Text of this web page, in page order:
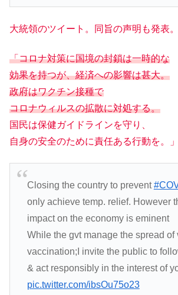
大統領のツイート。同旨の声明も発表。
「コロナ対策に国境の封鎖は一時的な
効果を持つが、経済への影響は甚大。
政府はワクチン接種で
コロナウィルスの拡散に対処する。
国民は保健ガイドラインを守り、
自身の安全のために責任ある行動を。」
Closing the country to prevent
only achieve temp. relief. However
impact on the economy is eminent
While the gvt manage the spread of
vaccination;I invite the public to
& act responsibly in the interest of
pic.twitter.com/ibsOu75o23